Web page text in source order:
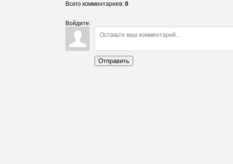
Всего комментариев: 0
Войдите:
Отправить